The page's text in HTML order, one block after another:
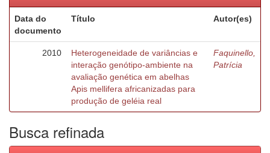
Data do
documento
Título Autor(es)
2010
Heterogeneidade de variâncias e
interação genótipo-ambiente na
avaliação genética em abelhas
Apis mellifera africanizadas para
produção de geléia real
Faquinello,
Patrícia
Busca refinada